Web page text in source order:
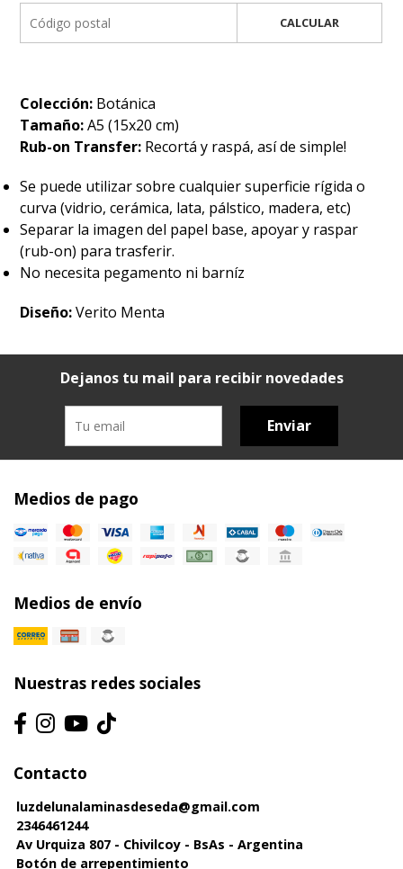
CALCULAR
Colección: Botánica
Tamaño:A5 (15x20 cm)
Rub-on Transfer: Recortá y raspá, así de simple!
Se puede utilizar sobre cualquier superficie rígida o
curva (vidrio, cerámica, lata, pálstico, madera, etc)
Separar la imagen del papel base, apoyar y raspar
(rub-on) para trasferir.
No necesita pegamento ni barníz
Diseño:Verito Menta
Dejanos tu mail para recibir novedades
Enviar
Medios de pago
Medios de envío
Nuestras redes sociales
Contacto
luzdelunalaminasdeseda@gmail.com
2346461244
Av Urquiza 807 - Chivilcoy - BsAs - Argentina
Botón de arrepentimiento